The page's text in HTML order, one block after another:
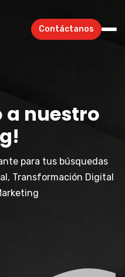
Contáctanos
a nuestro
para tus búsquedas
Transformación Digital